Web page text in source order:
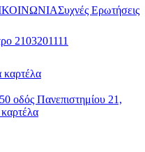
Συχνές Ερωτήσεις
2103201111
καρτέλα
οδός Πανεπιστημίου 21,